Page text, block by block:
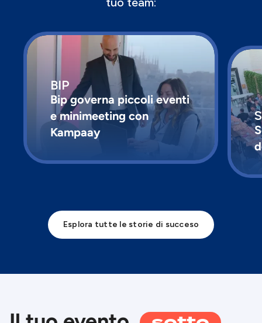
BIP
Bip governa piccoli eventi
e minimeeting con
Kampaay
Esplora tutte le storie di succeso